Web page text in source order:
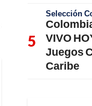
Selección
VIVO
Juegos
Caribe